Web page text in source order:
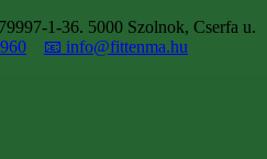
1-36. 5000 Szolnok, Cserfa u.
📧 info@fittenma.hu